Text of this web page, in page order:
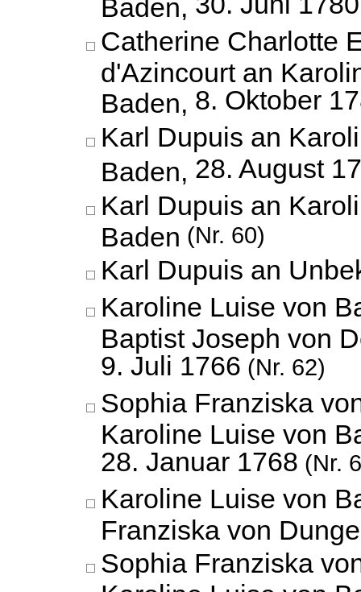
Baden,
Catherine Charlotte
d'Azincourt an
Baden, 8. Oktober
Karl Dupuis an
Baden, 28. August
Karl Dupuis an
Baden (Nr. 60)
Karl Dupuis an
Karoline Luise von
Baptist Joseph von
9. Juli 1766 (Nr. 62)
Sophia Franziska
Karoline Luise von
28. Januar 1768 (Nr.
Karoline Luise von
Franziska von
Sophia Franziska